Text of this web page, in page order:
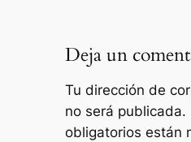
Deja un
Tu dirección de
no será publicada.
obligatorios están